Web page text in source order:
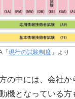
「 現行の試験制度 」より
の中には、会社か
機となっている方